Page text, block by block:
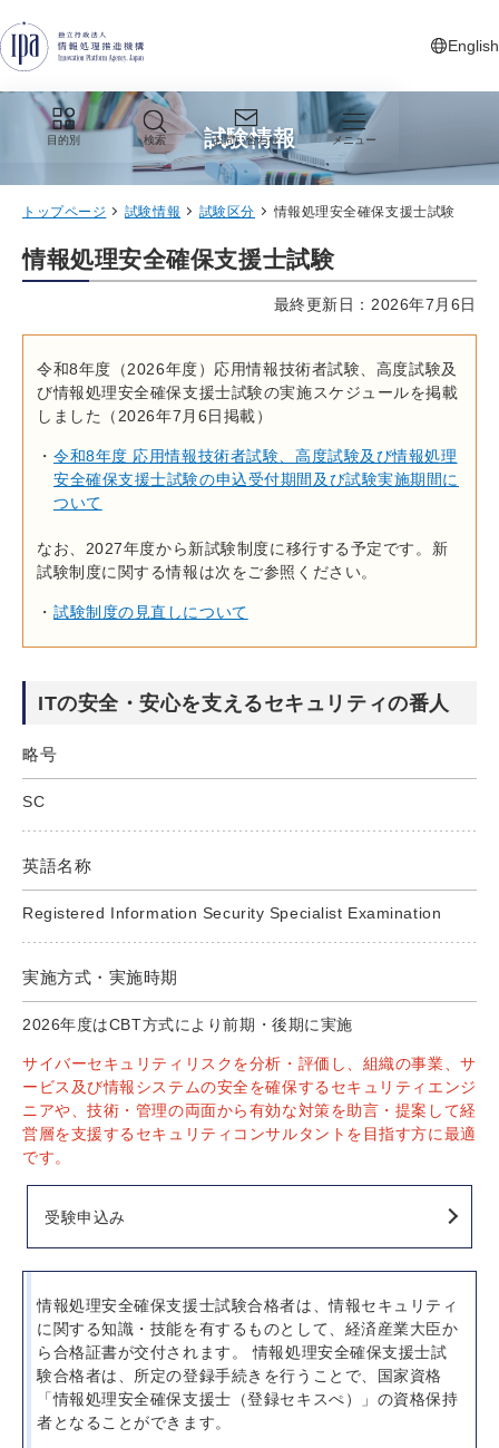
English
新しいタ
目的別 検索 お問い合わせ メニュー
試験情報
トップページ 試験情報 試験区分 情報処理安全確保支援士試験
情報処理安全確保支援士試験
最終更新日：2026年7月6日
令和8年度（2026年度）応用情報技術者試験、高度試験及
び情報処理安全確保支援士試験の実施スケジュールを掲載
しました（2026年7月6日掲載）
令和8年度 応用情報技術者試験、高度試験及び情報処理
安全確保支援士試験の申込受付期間及び試験実施期間に
ついて
なお、2027年度から新試験制度に移行する予定です。新
試験制度に関する情報は次をご参照ください。
試験制度の見直しについて
ITの安全・安心を支えるセキュリティの番人
略号
SC
英語名称
Registered Information Security Specialist Examination
実施方式・実施時期
2026年度はCBT方式により前期・後期に実施
サイバーセキュリティリスクを分析・評価し、組織の事業、サ
ービス及び情報システムの安全を確保するセキュリティエンジ
ニアや、技術・管理の両面から有効な対策を助言・提案して経
営層を支援するセキュリティコンサルタントを目指す方に最適
です。
受験申込み
情報処理安全確保支援士試験合格者は、情報セキュリティ
に関する知識・技能を有するものとして、経済産業大臣か
ら合格証書が交付されます。 情報処理安全確保支援士試
験合格者は、所定の登録手続きを行うことで、国家資格
「情報処理安全確保支援士（登録セキスぺ）」の資格保持
者となることができます。